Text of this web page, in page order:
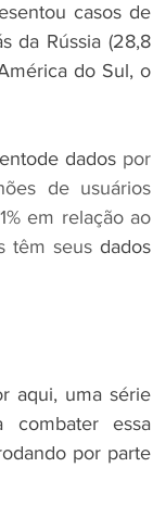
casos de
da Rússia (28,8
do Sul, o
dados por
de usuários
em relação ao
têm seus dados
aqui, uma série
combater essa
por parte